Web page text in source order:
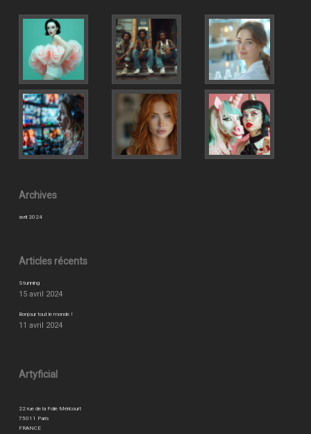
Archives
avril 2024
Articles récents
Stunning
15 avril 2024
Bonjour tout le monde !
11 avril 2024
Artyficial
22 rue de la Folie Méricourt
75011 Paris
FRANCE